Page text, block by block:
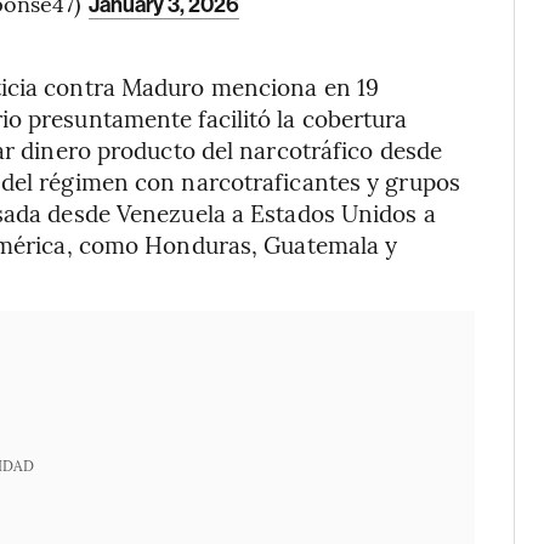
contra Maduro menciona en 19
presuntamente facilitó la cobertura
dinero producto del narcotráfico desde
régimen con narcotraficantes y grupos
desde Venezuela a Estados Unidos a
como Honduras, Guatemala y